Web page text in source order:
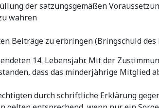
der satzungsgemäßen
wahren
Beiträge zu erbringen (Bringschuld
14. Lebensjahr. Mit der
dass das minderjährige Mitglied
durch schriftliche Erklärung